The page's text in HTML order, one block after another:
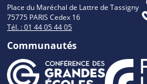
Place du Maréchal de Lattre de Tassigny
75775 PARIS Cedex 16
Tél. : 01 44 05 44 05
Communautés